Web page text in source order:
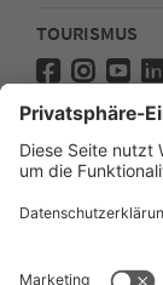
TOURISMUS
Presse
Kontakt
Impressum
Sitemap